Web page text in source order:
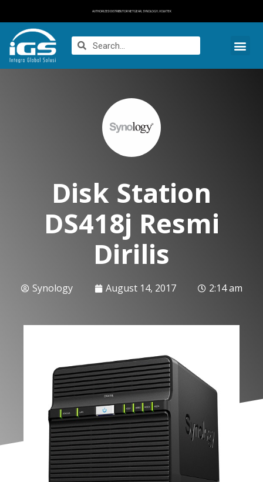
AUTHORIZED DISTRIBUTOR NETGEAR, SYNOLOGY, VOLKTEK
Disk Station
DS418j Resmi
Dirilis
Synology August 14, 2017 2:14 am